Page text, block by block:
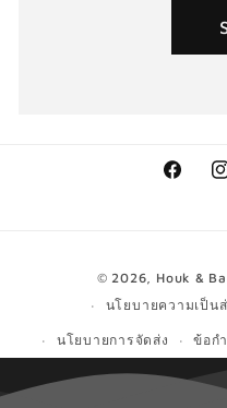
© 2026, Houk &
นโยบายความเป็น
นโยบายการจัดส่ง ข้อก